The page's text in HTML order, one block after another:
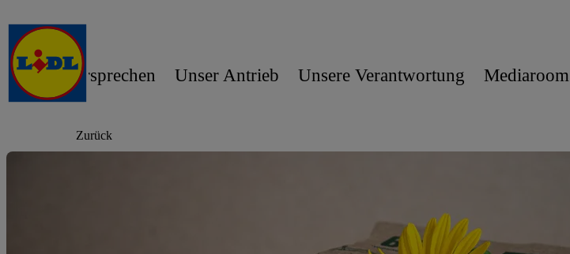
Unser Versprechen Unser Antrieb Unsere Verantwortung Mediaroom
Zurück